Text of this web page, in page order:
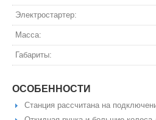
Электростартер:
Масса:
Габариты:
ОСОБЕННОСТИ
Станция рассчитана на